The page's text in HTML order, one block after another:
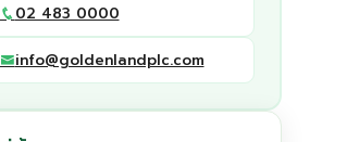
02 483 0000
info@goldenlandplc.com